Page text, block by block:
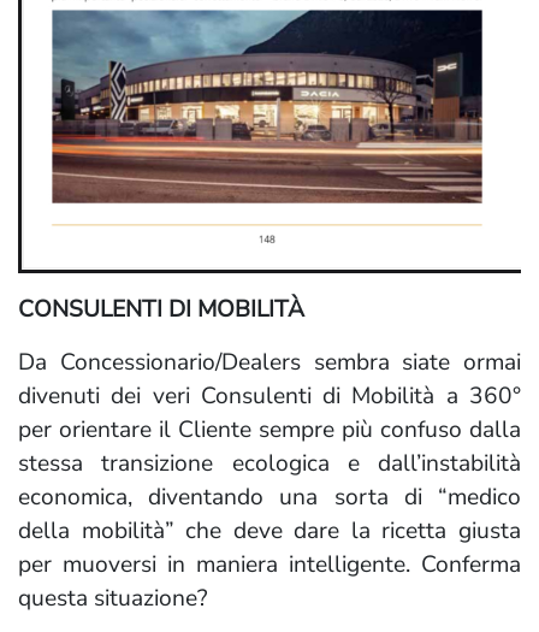
CONSULENTI DI MOBILITÀ
Da Concessionario/Dealers sembra siate ormai
divenuti dei veri Consulenti di Mobilità a 360°
per orientare il Cliente sempre più confuso dalla
stessa transizione ecologica e dall’instabilità
economica, diventando una sorta di “medico
della mobilità” che deve dare la ricetta giusta
per muoversi in maniera intelligente. Conferma
questa situazione?